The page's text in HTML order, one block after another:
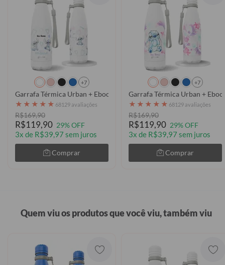
+7
Garrafa Térmica Urban + Ebook - Stitch Corações
★ ★ ★ ★ ★ 68129 avaliações
R$169,90
R$119,90 29% OFF
3x de R$39,97 sem juros
Comprar
+7
Garrafa Térmica Urban +
★ ★ ★ ★ ★ 68129 avaliações
R$169,90
R$119,90 29% OFF
3x de R$39,97 sem juros
Comprar
Quem viu os produtos que você viu, também viu